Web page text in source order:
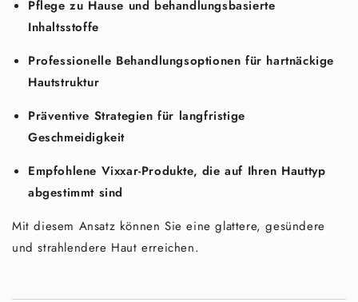
Pflege zu Hause und behandlungsbasierte
Inhaltsstoffe
Professionelle Behandlungsoptionen für hartnäckige
Hautstruktur
Präventive Strategien für langfristige
Geschmeidigkeit
Empfohlene Vixxar-Produkte, die auf Ihren Hauttyp
abgestimmt sind
Mit diesem Ansatz können Sie eine glattere, gesündere
und strahlendere Haut erreichen.